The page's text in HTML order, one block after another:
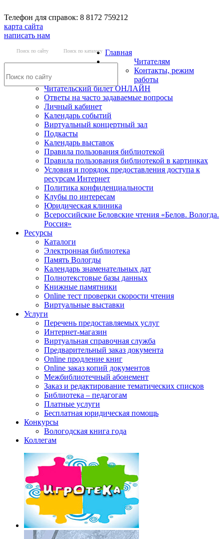
Телефон для справок: 8 8172 759212
карта сайта
написать нам
Поиск по сайту Поиск по каталогу Главная
Читателям
Контакты, режим
работы
Читательский билет ОНЛАЙН
Ответы на часто задаваемые вопросы
Личный кабинет
Календарь событий
Виртуальный концертный зал
Подкасты
Календарь выставок
Правила пользования библиотекой
Правила пользования библиотекой в картинках
Условия и порядок предоставления доступа к
ресурсам Интернет
Политика конфиденциальности
Клубы по интересам
Юридическая клиника
Всероссийские Беловские чтения «Белов. Вологда.
Россия»
Ресурсы
Каталоги
Электронная библиотека
Память Вологды
Календарь знаменательных дат
Полнотекстовые базы данных
Книжные памятники
Online тест проверки скорости чтения
Виртуальные выставки
Услуги
Перечень предоставляемых услуг
Интернет-магазин
Виртуальная справочная служба
Предварительный заказ документа
Online продление книг
Online заказ копий документов
Межбиблиотечный абонемент
Заказ и редактирование тематических списков
Библиотека – педагогам
Платные услуги
Бесплатная юридическая помощь
Конкурсы
Вологодская книга года
Коллегам